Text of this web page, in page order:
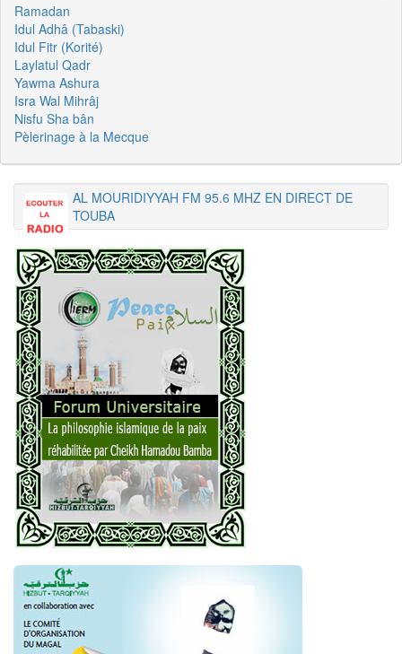
Ramadan
Idul Adhâ (Tabaski)
Idul Fitr (Korité)
Laylatul Qadr
Yawma Ashura
Isra Wal Mihrâj
Nisfu Sha bân
Pèlerinage à la Mecque
AL MOURIDIYYAH FM 95.6 MHZ EN DIRECT DE
TOUBA